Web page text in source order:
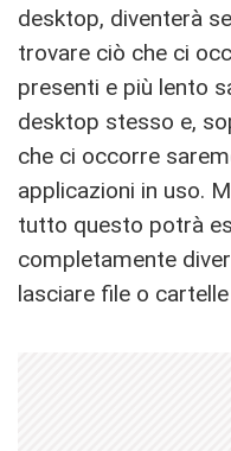
desktop, diventerà
trovare ciò che ci
presenti e più lento
desktop stesso e,
che ci occorre
applicazioni in uso.
tutto questo potrà
completamente
lasciare file o